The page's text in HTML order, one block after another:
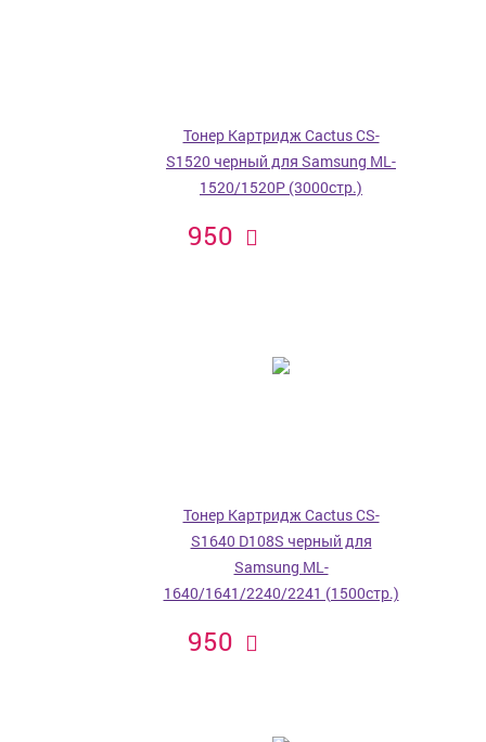
Тонер Картридж Cactus CS-
S1520 черный для Samsung ML-
1520/1520P (3000стр.)
950
Тонер Картридж Cactus CS-
S1640 D108S черный для
Samsung ML-
1640/1641/2240/2241 (1500стр.)
950